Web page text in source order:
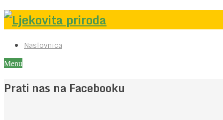
Naslovnica
Menu
Prati nas na Facebooku